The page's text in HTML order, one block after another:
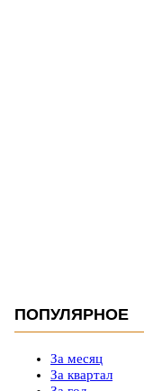
ПОПУЛЯРНОЕ
За месяц
За квартал